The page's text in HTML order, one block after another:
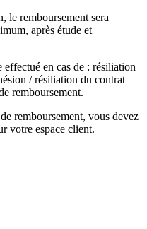
le remboursement sera
après étude et
en cas de : résiliation
/ résiliation du contrat
remboursement.
remboursement, vous devez
votre espace client.